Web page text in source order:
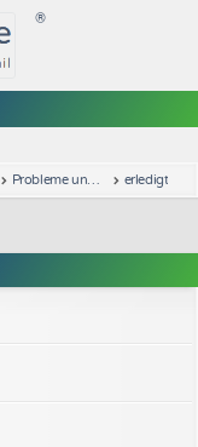
Probleme und Lösungen erledigt